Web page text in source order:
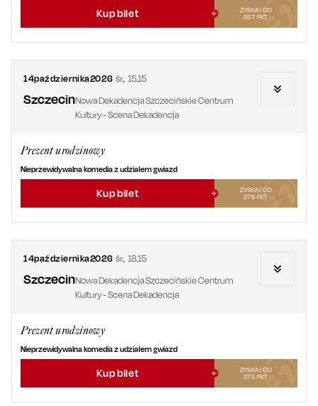
Kup bilet
ZYSKAJ OD
357 PKT
14października2026 śr.,15.15
SzczecinNowa Dekadencja Szczecińskie Centrum
Kultury - Scena Dekadencja
Prezent urodzinowy
Nieprzewidywalna komedia z udziałem gwiazd
Kup bilet
ZYSKAJ OD
375 PKT
14października2026 śr.,18.15
SzczecinNowa Dekadencja Szczecińskie Centrum
Kultury - Scena Dekadencja
Prezent urodzinowy
Nieprzewidywalna komedia z udziałem gwiazd
Kup bilet
ZYSKAJ OD
375 PKT